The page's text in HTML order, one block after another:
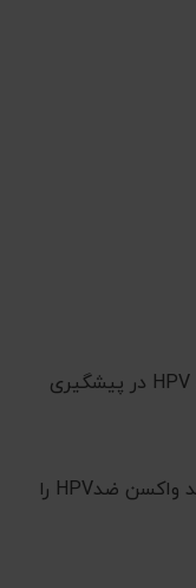
چرا دختران ۹ تا ۱۴ ساله باید واکسن ضدHPV را